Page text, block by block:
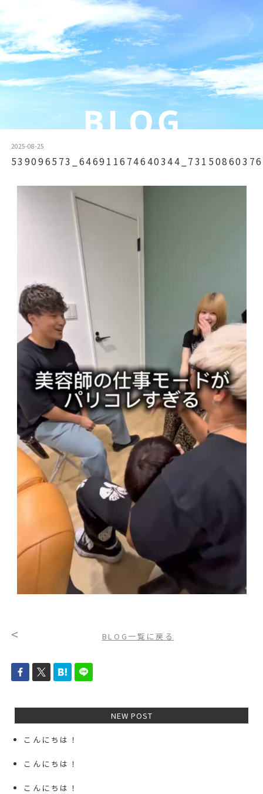
2025-08-25
< BLOG一覧に戻る
NEW POST
こんにちは！
こんにちは！
こんにちは！